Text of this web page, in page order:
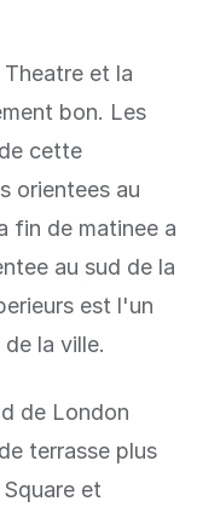
et la
bon. Les
cette
orientees au
fin de matinee a
au sud de la
est l'un
la ville.
de London
terrasse plus
et